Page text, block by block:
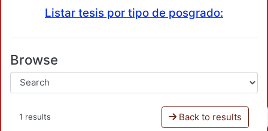
Listar tesis por tipo de posgrado:
Browse
1 results Back to results